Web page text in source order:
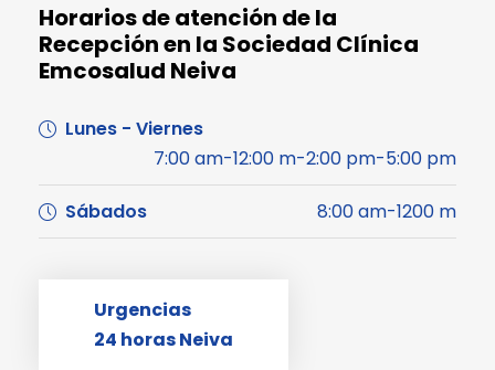
Horarios de atención de la
Recepción en la Sociedad Clínica
Emcosalud Neiva
Lunes - Viernes
7:00 am-12:00 m-2:00 pm-5:00 pm
Sábados 8:00 am-1200 m
Urgencias
24 horas Neiva